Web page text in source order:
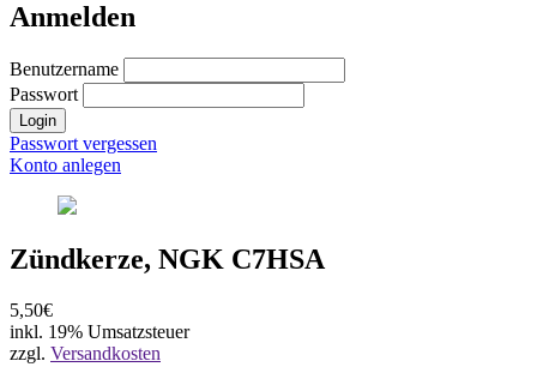
Anmelden
Benutzername
Passwort
Login
Passwort vergessen
Konto anlegen
Zündkerze, NGK C7HSA
5,50€
inkl. 19% Umsatzsteuer
zzgl. Versandkosten